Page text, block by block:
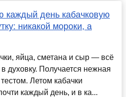
каждый день кабачковую
никакой мороки, а
яйца, сметана и сыр — всё
духовку. Получается нежная
Летом кабачки
каждый день, и в ка...